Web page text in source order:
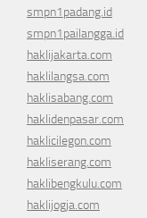
smpn1padang.id
smpn1pailangga.id
haklijakarta.com
haklilangsa.com
haklisabang.com
haklidenpasar.com
haklicilegon.com
hakliserang.com
haklibengkulu.com
haklijogja.com